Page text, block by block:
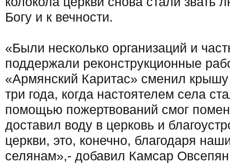
Богу и к вечности.
«Были несколько организаций и
поддержали реконструкционные
«Армянский Каритас» сменил
три года, когда настоятелем села
помощью пожертвований смог
доставил воду в церковь и
церкви, это, конечно, благодаря
селянам»,- добавил Камсар